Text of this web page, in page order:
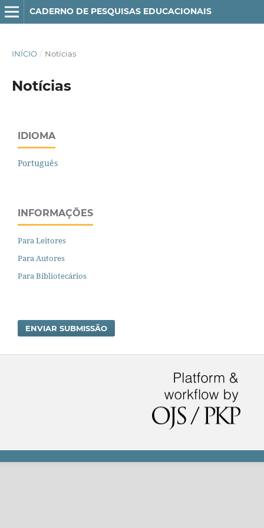
CADERNO DE PESQUISAS EDUCACIONAIS
INÍCIO / Notícias
Notícias
IDIOMA
Português
INFORMAÇÕES
Para Leitores
Para Autores
Para Bibliotecários
ENVIAR SUBMISSÃO